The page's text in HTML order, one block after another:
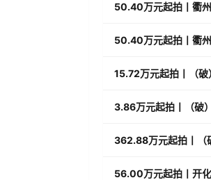
50.40万元起拍丨衢
50.40万元起拍丨衢
15.72万元起拍丨（
3.86万元起拍丨（破
362.88万元起拍丨（
56.00万元起拍丨开